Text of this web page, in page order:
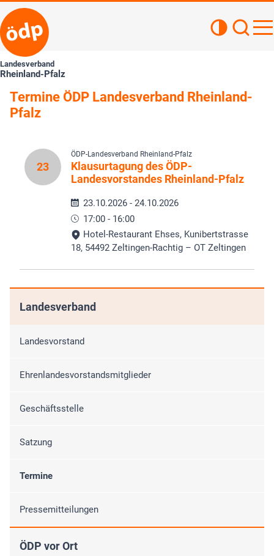
Landesverband
Rheinland-Pfalz
Termine ÖDP Landesverband Rheinland-
Pfalz
23
ÖDP-Landesverband Rheinland-Pfalz
Klausurtagung des ÖDP-
Landesvorstandes Rheinland-Pfalz
23.10.2026 - 24.10.2026
17:00 - 16:00
Hotel-Restaurant Ehses, Kunibertstrasse
18, 54492 Zeltingen-Rachtig – OT Zeltingen
Landesverband
Landesvorstand
Ehrenlandesvorstandsmitglieder
Geschäftsstelle
Satzung
Termine
Pressemitteilungen
ÖDP vor Ort